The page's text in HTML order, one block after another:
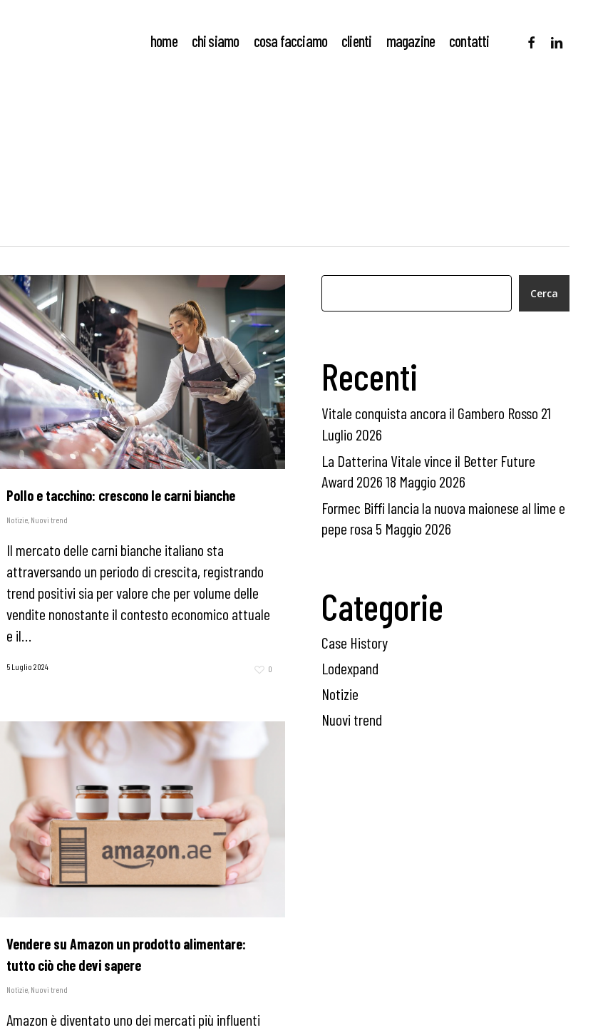
home chi siamo cosa facciamo clienti magazine contatti facebook
linkedin
Pollo e tacchino: crescono le carni bianche
Notizie, Nuovi trend
Il mercato delle carni bianche italiano sta
attraversando un periodo di crescita, registrando
trend positivi sia per valore che per volume delle
vendite nonostante il contesto economico attuale
e il…
5 Luglio 2024 0
Vendere su Amazon un prodotto alimentare:
tutto ciò che devi sapere
Notizie, Nuovi trend
Amazon è diventato uno dei mercati più influenti
Cerca
Recenti
Vitale conquista ancora il Gambero Rosso 21
Luglio 2026
La Datterina Vitale vince il Better Future
Award 2026 18 Maggio 2026
Formec Biffi lancia la nuova maionese al lime e
pepe rosa 5 Maggio 2026
Categorie
Case History
Lodexpand
Notizie
Nuovi trend